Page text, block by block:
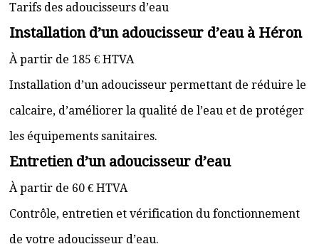
Tarifs des adoucisseurs d’eau
Installation d’un adoucisseur d’eau à Héron
À partir de 185 € HTVA
Installation d’un adoucisseur permettant de réduire le
calcaire, d’améliorer la qualité de l’eau et de protéger
les équipements sanitaires.
Entretien d’un adoucisseur d’eau
À partir de 60 € HTVA
Contrôle, entretien et vérification du fonctionnement
de votre adoucisseur d’eau.